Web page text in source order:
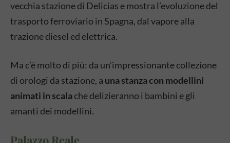
vecchia stazione di Delicias e mostra l’evoluzione del
trasporto ferroviario in Spagna, dal vapore alla
trazione diesel ed elettrica.
Ma c’è molto di più: da un’impressionante collezione
di orologi da stazione, a una stanza con modellini
animati in scalache delizieranno i bambini e gli
amanti dei modellini.
Palazzo Reale